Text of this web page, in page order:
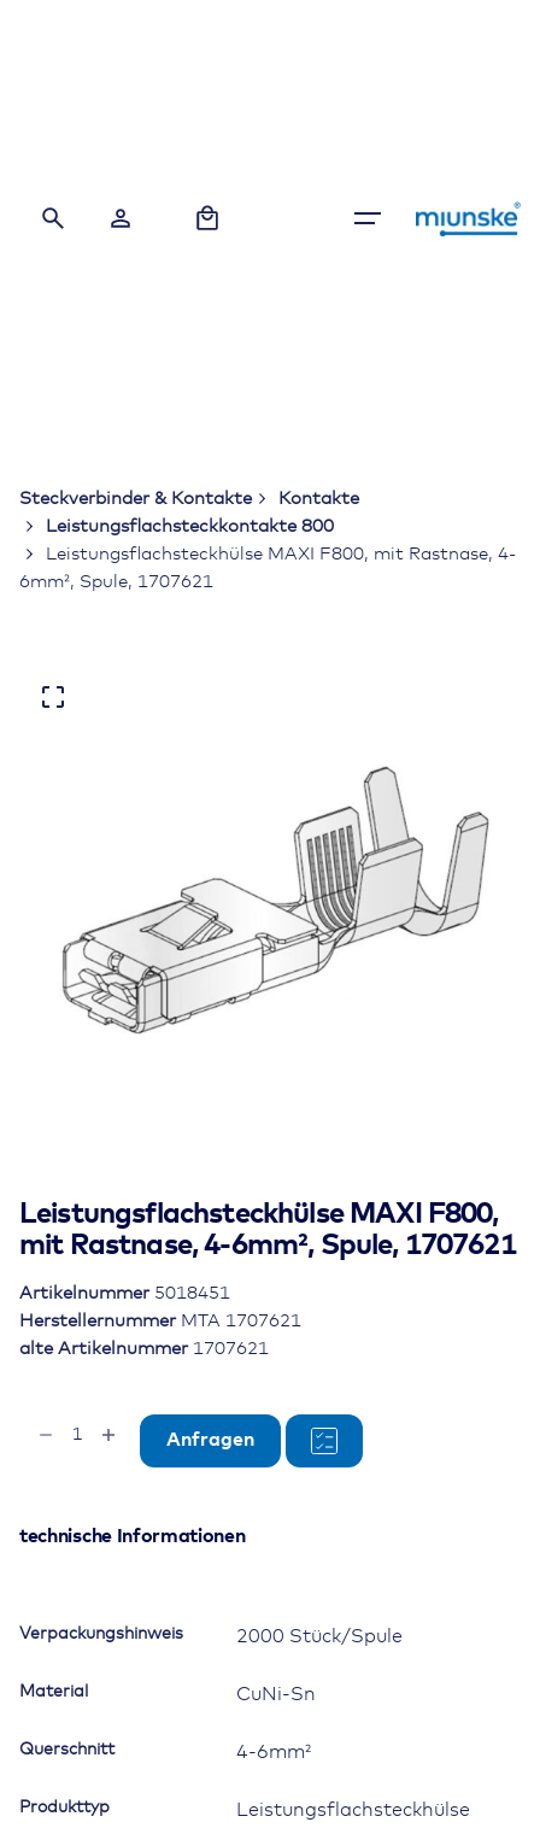
Steckverbinder & Kontakte
Kontakte
Leistungsflachsteckkontakte 800
Leistungsflachsteckhülse MAXI F800, mit Rastnase, 4-
6mm², Spule, 1707621
Leistungsflachsteckhülse MAXI F800,
mit Rastnase, 4-6mm², Spule, 1707621
alte Artikelnummer 1707621
Herstellernummer MTA 1707621
Artikelnummer 5018451
Leistungsflachsteckhülse
Rastnase,
1707621
Anfragen
technische Informationen
Verpackungshinweis 2000 Stück/Spule
Material CuNi-Sn
Querschnitt 4-6mm²
Produkttyp Leistungsflachsteckhülse